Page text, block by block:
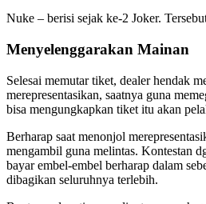
Nuke – berisi sejak ke-2 Joker.
Menyelenggarakan Mainan
Selesai memutar tiket, dealer hendak
merepresentasikan, saatnya guna
bisa mengungkapkan tiket itu akan
Berharap saat menonjol
mengambil guna melintas. Kontestan
bayar embel-embel berharap dalam
dibagikan seluruhnya terlebih.